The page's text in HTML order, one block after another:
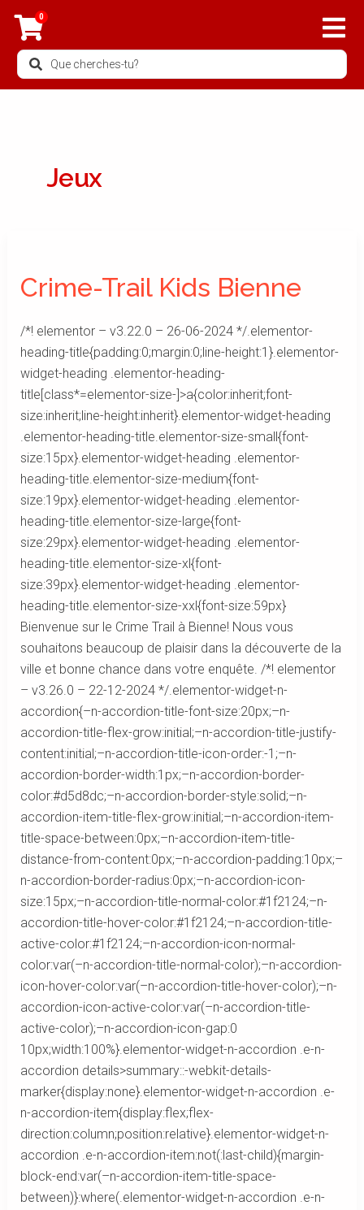
contenu
0
Search
...
Jeux
Crime-Trail Kids Bienne
/*! elementor – v3.22.0 – 26-06-2024 */.elementor-
heading-title{padding:0;margin:0;line-height:1}.elementor-
widget-heading .elementor-heading-
title[class*=elementor-size-]>a{color:inherit;font-
size:inherit;line-height:inherit}.elementor-widget-heading
.elementor-heading-title.elementor-size-small{font-
size:15px}.elementor-widget-heading .elementor-
heading-title.elementor-size-medium{font-
size:19px}.elementor-widget-heading .elementor-
heading-title.elementor-size-large{font-
size:29px}.elementor-widget-heading .elementor-
heading-title.elementor-size-xl{font-
size:39px}.elementor-widget-heading .elementor-
heading-title.elementor-size-xxl{font-size:59px}
Bienvenue sur le Crime Trail à Bienne! Nous vous
souhaitons beaucoup de plaisir dans la découverte de la
ville et bonne chance dans votre enquête. /*! elementor
– v3.26.0 – 22-12-2024 */.elementor-widget-n-
accordion{–n-accordion-title-font-size:20px;–n-
accordion-title-flex-grow:initial;–n-accordion-title-justify-
content:initial;–n-accordion-title-icon-order:-1;–n-
accordion-border-width:1px;–n-accordion-border-
color:#d5d8dc;–n-accordion-border-style:solid;–n-
accordion-item-title-flex-grow:initial;–n-accordion-item-
title-space-between:0px;–n-accordion-item-title-
distance-from-content:0px;–n-accordion-padding:10px;–
n-accordion-border-radius:0px;–n-accordion-icon-
size:15px;–n-accordion-title-normal-color:#1f2124;–n-
accordion-title-hover-color:#1f2124;–n-accordion-title-
active-color:#1f2124;–n-accordion-icon-normal-
color:var(–n-accordion-title-normal-color);–n-accordion-
icon-hover-color:var(–n-accordion-title-hover-color);–n-
accordion-icon-active-color:var(–n-accordion-title-
active-color);–n-accordion-icon-gap:0
10px;width:100%}.elementor-widget-n-accordion .e-n-
accordion details>summary::-webkit-details-
marker{display:none}.elementor-widget-n-accordion .e-
n-accordion-item{display:flex;flex-
direction:column;position:relative}.elementor-widget-n-
accordion .e-n-accordion-item:not(:last-child){margin-
block-end:var(–n-accordion-item-title-space-
between)}:where(.elementor-widget-n-accordion .e-n-
Kids